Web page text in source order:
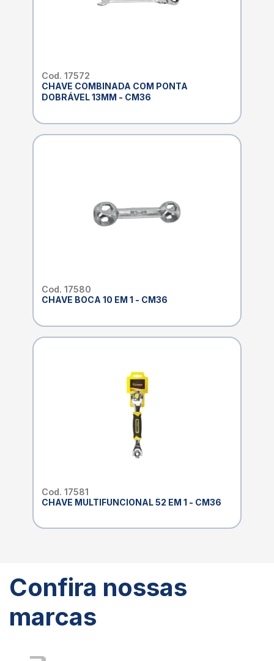
Cod. 17572
CHAVE COMBINADA COM PONTA
DOBRÁVEL 13MM - CM36
Cod. 17580
CHAVE BOCA 10 EM 1 - CM36
Cod. 17581
CHAVE MULTIFUNCIONAL 52 EM 1 - CM36
Confira nossas
marcas